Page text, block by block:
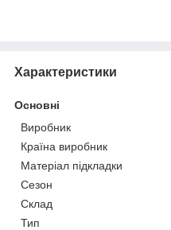
Характеристики
Основні
Виробник
Країна виробник
Матеріал підкладки
Сезон
Склад
Тип